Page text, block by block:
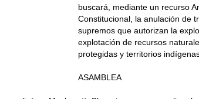
buscará, mediante un recurso
Constitucional, la anulación de
supremos que autorizan la
explotación de recursos
protegidas y territorios
ASAMBLEA